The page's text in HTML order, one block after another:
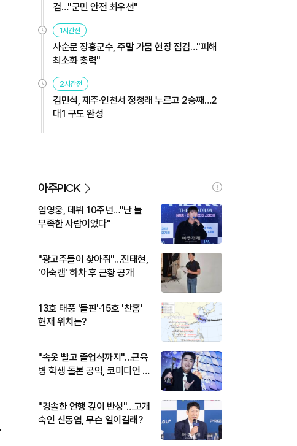
검…"군민 안전 최우선"
1시간전
사순문 장흥군수, 주말 가뭄 현장 점검…"피해
최소화 총력"
2시간전
김민석, 제주·인천서 정청래 누르고 2승째…2
대1 구도 완성
아주PICK
임영웅, 데뷔 10주년…"난 늘
부족한 사람이었다"
"광고주들이 찾아줘"…진태현,
'이숙캠' 하차 후 근황 공개
13호 태풍 '돌핀'·15호 '찬홈'
현재 위치는?
"속옷 빨고 졸업식까지"…근육
병 학생 돌본 공익, 코미디언 김
"경솔한 언행 깊이 반성"…고개
숙인 신동엽, 무슨 일이길래?